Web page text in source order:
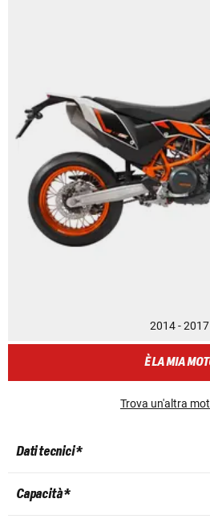
2014 - 2017
È LA MIA
Trova un'altra
Dati tecnici *
Capacità *